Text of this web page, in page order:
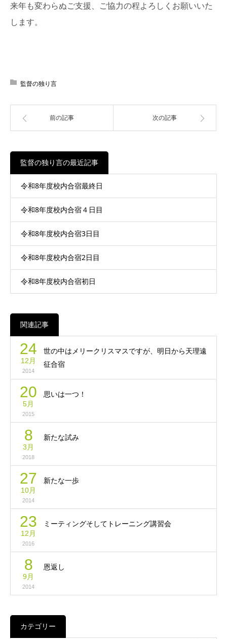
来年も変わらぬご支援、ご協力の程よろしくお願いいた
します。
監督の独り言
前の記事 次の記事
監督の独り言の最近記事
令和8年度校内合宿最終日
令和8年度校内合宿４日目
令和8年度校内合宿3日目
令和8年度校内合宿2日目
令和8年度校内合宿初日
関連記事
24
12月
2014
世の中はメリークリスマスですが、明日から天理遠
征合宿
20
5月
2015
思いは一つ！
8
3月
2018
新たな試み
27
10月
2014
新たな一歩
23
12月
2016
ミーティングそしてトレーニング講習会
8
9月
2014
恩返し
カテゴリー